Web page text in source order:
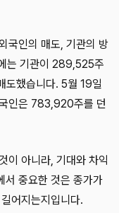
국인의 매도, 기관의 방
는 기관이 289,525주
했습니다. 5월 19일
인은 783,920주를 던
이 아니라, 기대와 차익
서 중요한 것은 종가가
어지는지입니다.